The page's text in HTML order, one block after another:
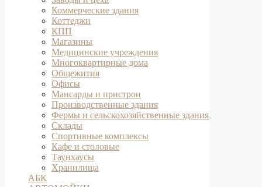
Коммерческие здания
Коттеджи
КПП
Магазины
Медицинские учреждения
Многоквартирные дома
Общежития
Офисы
Мансарды и пристрои
Производственные здания
Фермы и сельскохозяйственные здания
Склады
Спортивные комплексы
Кафе и столовые
Таунхаусы
Хранилища
АБК